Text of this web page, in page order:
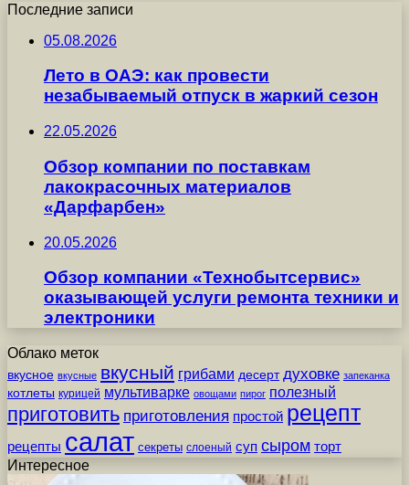
Последние записи
05.08.2026
Лето в ОАЭ: как провести
незабываемый отпуск в жаркий сезон
22.05.2026
Обзор компании по поставкам
лакокрасочных материалов
«Дарфарбен»
20.05.2026
Обзор компании «Технобытсервис»
оказывающей услуги ремонта техники и
электроники
Облако меток
вкусное вкусные вкусный грибами десерт духовке запеканка
котлеты курицей мультиварке овощами пирог полезный
приготовить приготовления простой рецепт
рецепты салат секреты слоеный суп сыром торт
Интересное